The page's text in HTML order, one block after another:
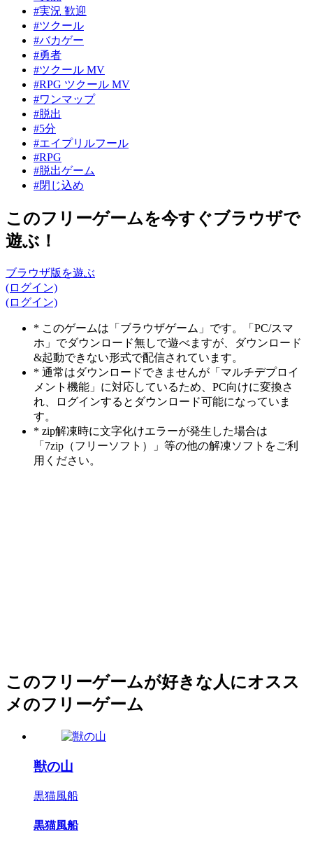
#実況 歓迎
#ツクール
#バカゲー
#勇者
#ツクール MV
#RPG ツクール MV
#ワンマップ
#脱出
#5分
#エイプリルフール
#RPG
#脱出ゲーム
#閉じ込め
このフリーゲームを今すぐブラウザで
遊ぶ！
ブラウザ版を遊ぶ
(ログイン)
(ログイン)
* このゲームは「ブラウザゲーム」です。「PC/スマ
ホ」でダウンロード無しで遊べますが、ダウンロード
&起動できない形式で配信されています。
* 通常はダウンロードできませんが「マルチデプロイ
メント機能」に対応しているため、PC向けに変換さ
れ、ログインするとダウンロード可能になっていま
す。
* zip解凍時に文字化けエラーが発生した場合は
「7zip（フリーソフト）」等の他の解凍ソフトをご利
用ください。
このフリーゲームが好きな人にオスス
メのフリーゲーム
獣の山
黒猫風船
黒猫風船